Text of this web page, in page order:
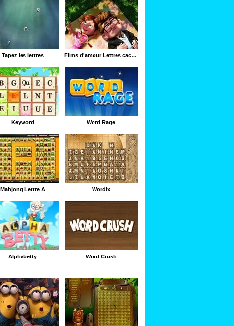
Tapez les lettres Films d'amour Lettres cachées
Keyword Word Rage
Mahjong Lettre A Wordix
Alphabetty Word Crush